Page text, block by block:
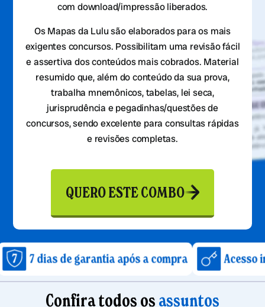
com download/impressão liberados.
Os Mapas da Lulu são elaborados para os mais
exigentes concursos. Possibilitam uma revisão fácil
e assertiva dos conteúdos mais cobrados. Material
resumido que, além do conteúdo da sua prova,
trabalha mnemônicos, tabelas, lei seca,
jurisprudência e pegadinhas/questões de
concursos, sendo excelente para consultas rápidas
e revisões completas.
QUERO ESTE COMBO
de garantia após a compra Acesso imediato
Confira todos os assuntos